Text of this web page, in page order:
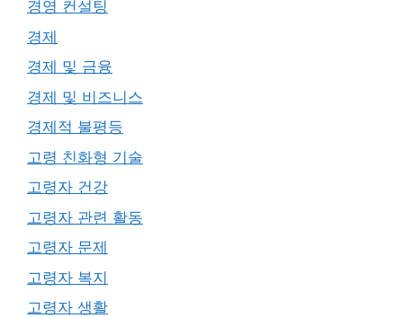
경영 컨설팅
경제
경제 및 금융
경제 및 비즈니스
경제적 불평등
고령 친화형 기술
고령자 건강
고령자 관련 활동
고령자 문제
고령자 복지
고령자 생활